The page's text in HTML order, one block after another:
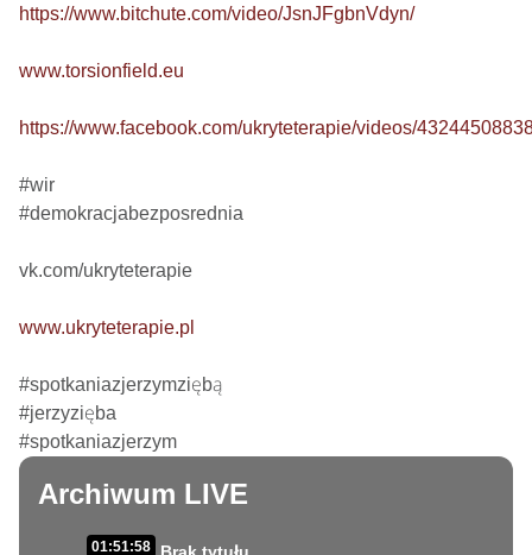
https://www.bitchute.com/video/JsnJFgbnVdyn/
www.torsionfield.eu
https://www.facebook.com/ukryteterapie/videos/
#wir
#demokracjabezposrednia
vk.com/ukryteterapie
www.ukryteterapie.pl
#spotkaniazjerzymziębą
#jerzyzięba
#spotkaniazjerzym
Archiwum LIVE
01:51:58